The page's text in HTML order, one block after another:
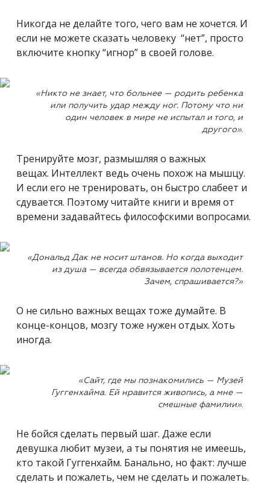
Никогда не делайте того, чего вам не хочется. И
если не можете сказать человеку “нет”, просто
включите кнопку “игнор” в своей голове.
«Никто не знает, что больнее — родить ребенка
или получить удар между ног. Потому что ни
один человек в мире не испытал и того, и
другого».
Тренируйте мозг, размышляя о важных
вещах. Интеллект ведь очень похож на мышцу.
И если его не тренировать, он быстро слабеет и
сдувается. Поэтому читайте книги и время от
времени задавайтесь философскими вопросами.
«Дональд Дак не носит штанов. Но когда выходит
из душа — всегда обвязывается полотенцем.
Зачем, спрашивается?»
О не сильно важных вещах тоже думайте. В
конце-концов, мозгу тоже нужен отдых. Хоть
иногда.
«Сайт, где мы познакомились — Музей
Гуггенхайма. Ей нравится живопись, а мне —
смешные фамилии».
Не бойся сделать первый шаг. Даже если
девушка любит музеи, а ты понятия не имеешь,
кто такой Гуггенхайм. Банально, но факт: лучше
сделать и пожалеть, чем не сделать и пожалеть.